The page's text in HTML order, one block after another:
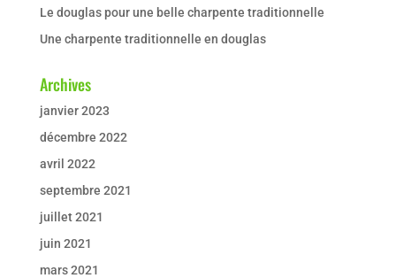
Le douglas pour une belle charpente traditionnelle
Une charpente traditionnelle en douglas
Archives
janvier 2023
décembre 2022
avril 2022
septembre 2021
juillet 2021
juin 2021
mars 2021